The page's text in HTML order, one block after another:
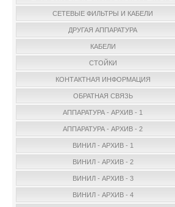
СЕТЕВЫЕ ФИЛЬТРЫ И КАБЕЛИ
ДРУГАЯ АППАРАТУРА
КАБЕЛИ
СТОЙКИ
КОНТАКТНАЯ ИНФОРМАЦИЯ
ОБРАТНАЯ СВЯЗЬ
АППАРАТУРА - АРХИВ - 1
АППАРАТУРА - АРХИВ - 2
ВИНИЛ - АРХИВ - 1
ВИНИЛ - АРХИВ - 2
ВИНИЛ - АРХИВ - 3
ВИНИЛ - АРХИВ - 4